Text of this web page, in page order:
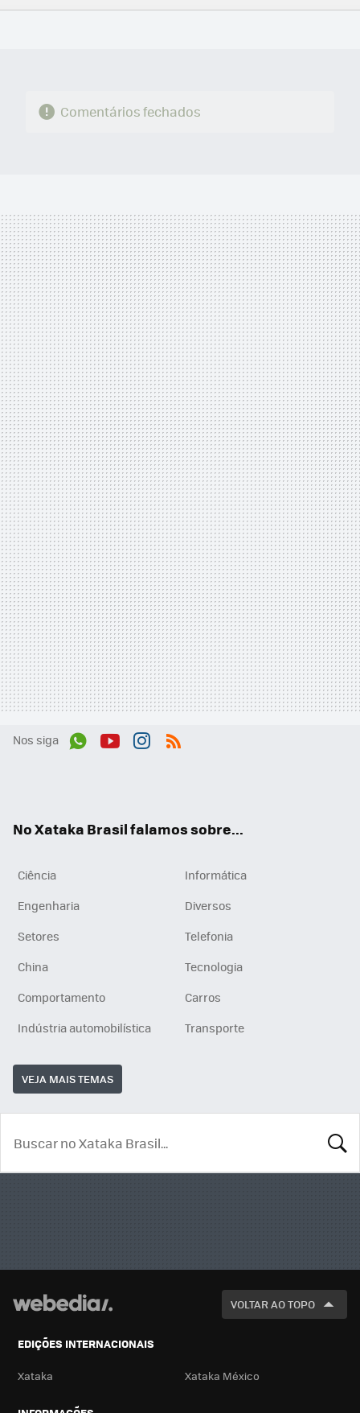
FACEBOOK
TWITTERFLIPBOARD
E-
WHATSAPP
Comentários fechados
Nos siga
No Xataka Brasil falamos sobre...
Ciência
Informática
Engenharia
Diversos
Setores
Telefonia
China
Tecnologia
Comportamento
Carros
Indústria automobilística
Transporte
VEJA MAIS TEMAS
VOLTAR AO TOPO
EDIÇÕES INTERNACIONAIS
Xataka Xataka México